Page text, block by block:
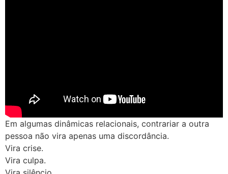
Em algumas dinâmicas relacionais, contrariar a outra
pessoa não vira apenas uma discordância.
Vira crise.
Vira culpa.